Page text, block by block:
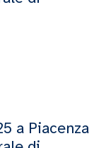
a Piacenza